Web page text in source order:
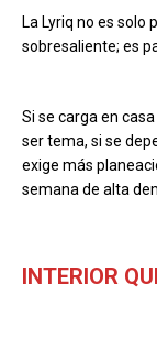
La Lyriq no es solo
sobresaliente; es
Si se carga en
ser tema, si se
exige más
semana de alta
INTERIOR